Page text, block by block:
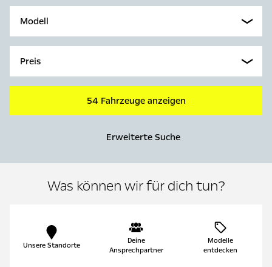
Modell
Preis
54 Fahrzeuge anzeigen
Erweiterte Suche
Was können wir für dich tun?
Unsere Standorte
Deine
Ansprechpartner
Modelle
entdecken